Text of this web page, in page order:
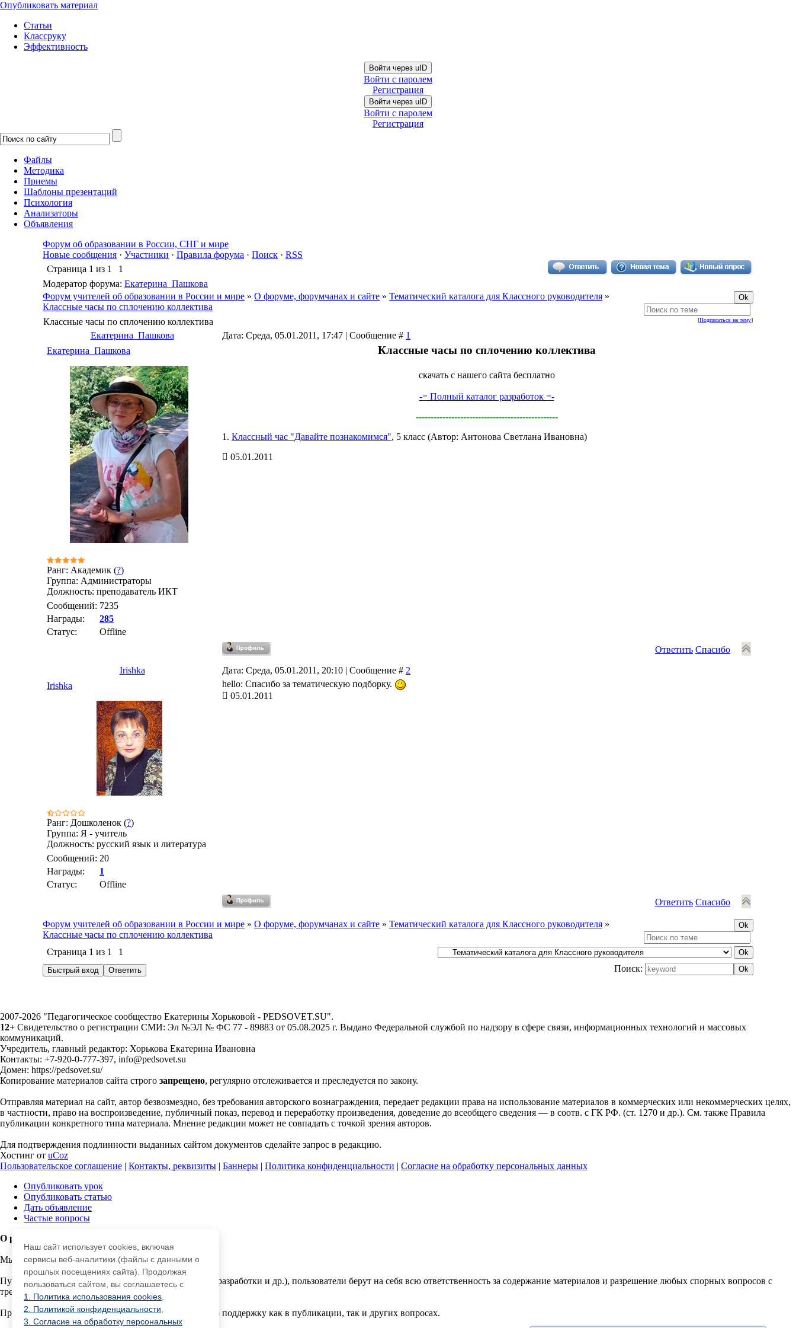
Опубликовать материал
Статьи
Классруку
Эффективность
Войти через uID
Войти с паролем
Регистрация
Войти через uID
Войти с паролем
Регистрация
Файлы
Методика
Приемы
Шаблоны презентаций
Психология
Анализаторы
Объявления
Форум об образовании в России, СНГ и мире
Новые сообщения · Участники · Правила форума · Поиск · RSS
Страница 1 из 1
1
Модератор форума: Екатерина_Пашкова
Форум учителей об образовании в России и мире » О форуме, форумчанах и сайте » Тематический каталога для Классного руководителя »
Классные часы по сплочению коллектива
[Подписаться на тему]
Классные часы по сплочению коллектива
Екатерина_Пашкова
Дата: Среда, 05.01.2011, 17:47 | Сообщение # 1
Екатерина_Пашкова
Ранг: Академик (?)
Группа: Администраторы
Должность: преподаватель ИКТ
Сообщений: 7235
Награды:
285
Статус:
Offline
Классные часы по сплочению коллектива
скачать с нашего сайта бесплатно
-= Полный каталог разработок =-
------------------------------------------------
1. Классный час "Давайте познакомимся", 5 класс (Автор: Антонова Светлана Ивановна)
05.01.2011
Ответить Спасибо
Irishka Дата: Среда, 05.01.2011, 20:10 | Сообщение # 2
Irishka
Ранг: Дошколенок (?)
Группа: Я - учитель
Должность: русский язык и литература
Сообщений: 20
Награды:
1
Статус:
Offline
hello: Спасибо за тематическую подборку.
05.01.2011
Ответить Спасибо
Форум учителей об образовании в России и мире » О форуме, форумчанах и сайте » Тематический каталога для Классного руководителя »
Классные часы по сплочению коллектива
Страница 1 из 1
1
Поиск:
2007-2026 "Педагогическое сообщество Екатерины Хорьковой - PEDSOVET.SU".
12+ Свидетельство о регистрации СМИ: Эл №ЭЛ № ФС 77 - 89883 от 05.08.2025 г. Выдано Федеральной службой по надзору в сфере связи, информационных технологий и массовых
коммуникаций.
Учредитель, главный редактор: Хорькова Екатерина Ивановна
Контакты: +7-920-0-777-397, info@pedsovet.su
Домен: https://pedsovet.su/
Копирование материалов сайта строго запрещено, регулярно отслеживается и преследуется по закону.
Отправляя материал на сайт, автор безвозмездно, без требования авторского вознаграждения, передает редакции права на использование материалов в коммерческих или некоммерческих целях,
в частности, право на воспроизведение, публичный показ, перевод и переработку произведения, доведение до всеобщего сведения — в соотв. с ГК РФ. (ст. 1270 и др.). См. также Правила
публикации конкретного типа материала. Мнение редакции может не совпадать с точкой зрения авторов.
Для подтверждения подлинности выданных сайтом документов сделайте запрос в редакцию.
Хостинг от uCoz
Пользовательское соглашение | Контакты, реквизиты | Баннеры | Политика конфиденциальности | Согласие на обработку персональных данных
Опубликовать урок
Опубликовать статью
Дать объявление
Частые вопросы
О работе с сайтом
Мы используем cookie.
Публикуя материалы на сайте (комментарии, статьи, разработки и др.), пользователи берут на себя всю ответственность за содержание материалов и разрешение любых спорных вопросов с
третьми лицами.
При этом редакция сайта готова оказывать всяческую поддержку как в публикации, так и других вопросах.
Наш сайт использует cookies, включая
сервисы веб-аналитики (файлы с данными о
прошлых посещениях сайта). Продолжая
пользоваться сайтом, вы соглашаетесь с
1. Политика использования cookies
2. Политикой конфиденциальности
3. Согласие на обработку персональных